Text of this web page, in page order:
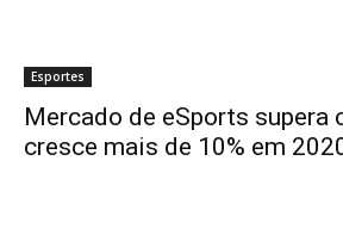
Esportes
Mercado de eSports supera
cresce mais de 10% em